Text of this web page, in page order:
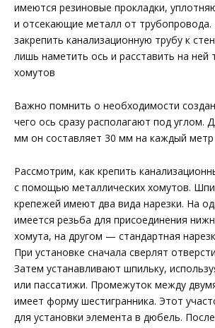
имеются резиновые прокладки,
и отсекающие металл от трубопровода.
закрепить канализационную трубу к
лишь наметить ось и расставить на ней
хомутов
Важно помнить о необходимости
чего ось сразу располагают под углом.
мм он составляет 30 мм на каждый
Рассмотрим, как крепить
с помощью металлических хомутов.
крепежей имеют два вида нарезки. На
имеется резьба для присоединения
хомута, на другом — стандартная
При установке сначала сверлят
Затем устанавливают шпильку,
или пассатижи. Промежуток между
имеет форму шестигранника. Этот
для установки элемента в дюбель.